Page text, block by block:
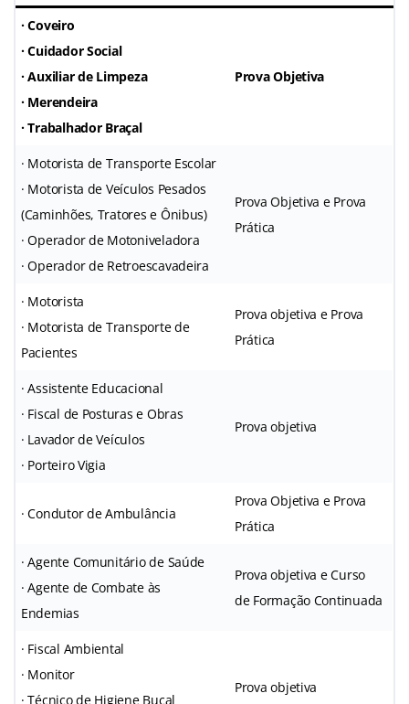
· Coveiro
· Cuidador Social
· Auxiliar de Limpeza
· Merendeira
· Trabalhador Braçal
Prova Objetiva
· Motorista de Transporte Escolar
· Motorista de Veículos Pesados
(Caminhões, Tratores e Ônibus)
· Operador de Motoniveladora
· Operador de Retroescavadeira
Prova Objetiva e Prova
Prática
· Motorista
· Motorista de Transporte de
Pacientes
Prova objetiva e Prova
Prática
· Assistente Educacional
· Fiscal de Posturas e Obras
· Lavador de Veículos
· Porteiro Vigia
Prova objetiva
· Condutor de Ambulância
Prova Objetiva e Prova
Prática
· Agente Comunitário de Saúde
· Agente de Combate às
Endemias
Prova objetiva e Curso
de Formação Continuada
· Fiscal Ambiental
· Monitor
· Técnico de Higiene Bucal
Prova objetiva